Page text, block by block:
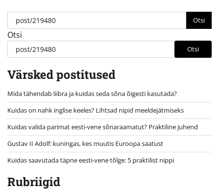
Otsi:
Otsi
Otsi
Värsked postitused
Mida tähendab liibra ja kuidas seda sõna õigesti kasutada?
Kuidas on nahk inglise keeles? Lihtsad nipid meeldejätmiseks
Kuidas valida parimat eesti-vene sõnaraamatut? Praktiline juhend
Gustav II Adolf: kuningas, kes muutis Euroopa saatust
Kuidas saavutada täpne eesti-vene tõlge: 5 praktilist nippi
Rubriigid